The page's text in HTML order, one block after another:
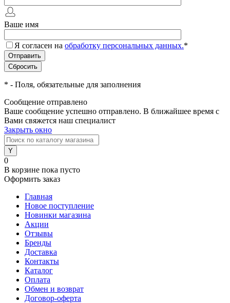
Ваше имя
Я согласен на обработку персональных данных.*
* - Поля, обязательные для заполнения
Сообщение отправлено
Ваше сообщение успешно отправлено. В ближайшее время с
Вами свяжется наш специалист
Закрыть окно
0
В корзине пока пусто
Оформить заказ
Главная
Новое поступление
Новинки магазина
Акции
Отзывы
Бренды
Доставка
Контакты
Каталог
Оплата
Обмен и возврат
Договор-оферта